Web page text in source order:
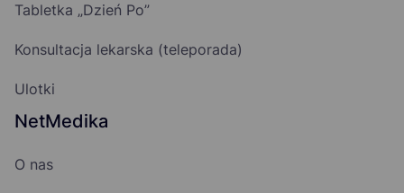
Tabletka „Dzień Po”
Konsultacja lekarska (teleporada)
Ulotki
NetMedika
O nas